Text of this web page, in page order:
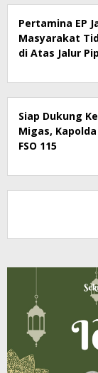
Pertamina EP
Masyarakat
di Atas Jalur
Siap Dukung
Migas,
FSO 115